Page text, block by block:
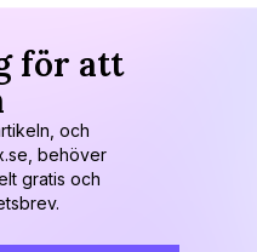
för att
och
behöver
gratis och